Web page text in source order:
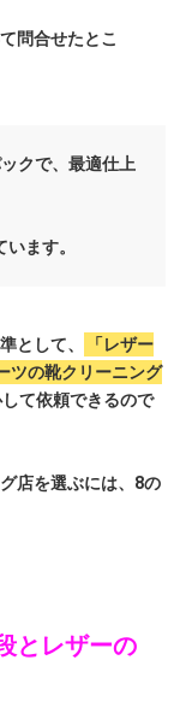
問合せたとこ
クで、最適仕上
ます。
として、
「レザー
ツの靴クリーニング
て依頼できるので
店を選ぶには、8の
とレザーの